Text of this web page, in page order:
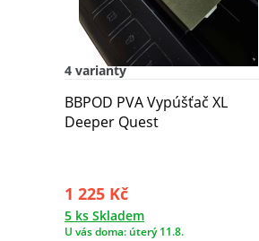
4 varianty
BBPOD PVA Vypúšťač XL
Deeper Quest
1 225 Kč
5 ks Skladem
U vás doma: úterý 11.8.